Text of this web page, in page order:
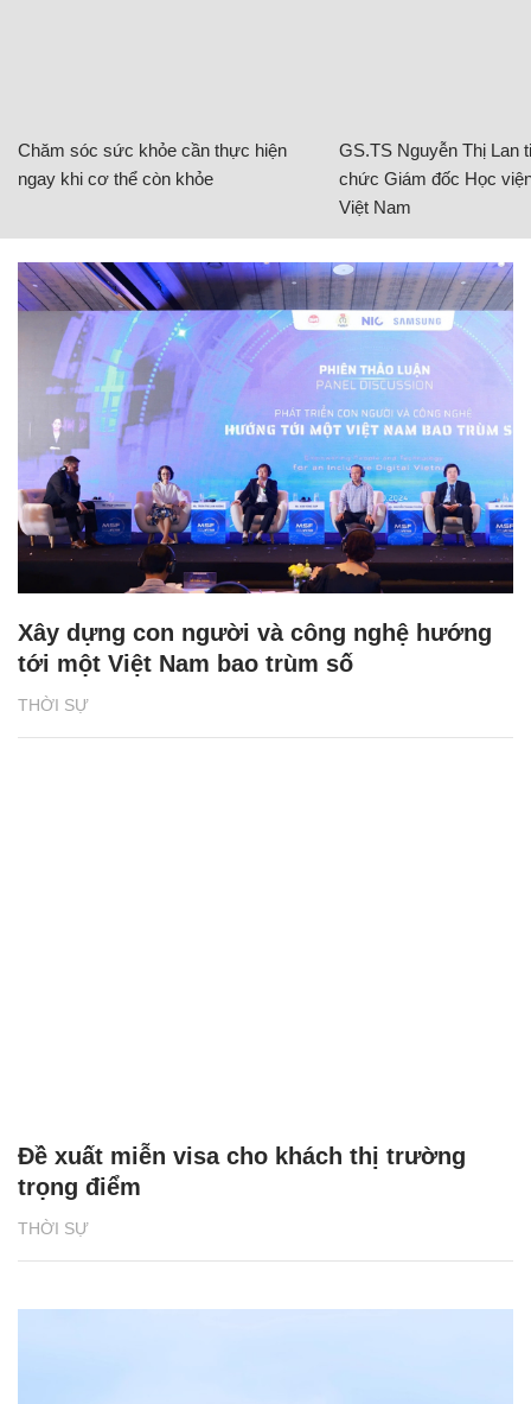
Chăm sóc sức khỏe cần thực hiện
ngay khi cơ thể còn khỏe
GS.TS Nguyễn Thị Lan
chức Giám đốc Học
Việt Nam
THỜI SỰ
Xây dựng con người và công nghệ hướng
tới một Việt Nam bao trùm số
THỜI SỰ
Đề xuất miễn visa cho khách thị trường
trọng điểm